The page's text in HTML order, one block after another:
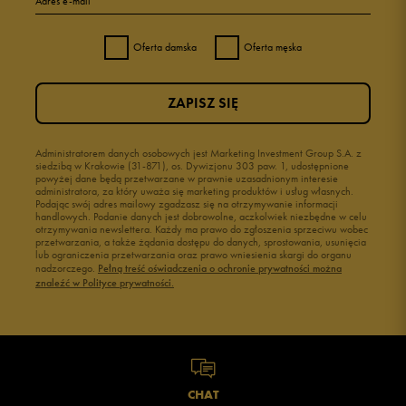
Oferta damska Oferta męska
Administratorem danych osobowych jest Marketing Investment Group S.A. z
siedzibą w Krakowie (31-871), os. Dywizjonu 303 paw. 1, udostępnione
powyżej dane będą przetwarzane w prawnie uzasadnionym interesie
administratora, za który uważa się marketing produktów i usług własnych.
Podając swój adres mailowy zgadzasz się na otrzymywanie informacji
handlowych. Podanie danych jest dobrowolne, aczkolwiek niezbędne w celu
otrzymywania newslettera. Każdy ma prawo do zgłoszenia sprzeciwu wobec
przetwarzania, a także żądania dostępu do danych, sprostowania, usunięcia
lub ograniczenia przetwarzania oraz prawo wniesienia skargi do organu
nadzorczego. Pełną treść oświadczenia o ochronie prywatności można
znaleźć w Polityce prywatności.
ZAPISZ SIĘ
CHAT